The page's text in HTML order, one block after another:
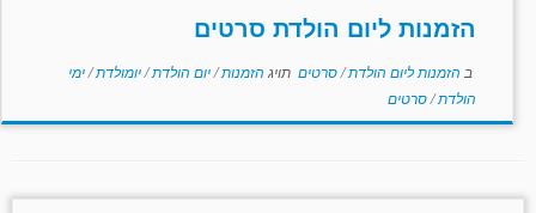
הזמנות ליום הולדת סרטים
ב הזמנות ליום הולדת/סרטים תויג הזמנות/יום הולדת/יומולדת/ימי
הולדת/סרטים